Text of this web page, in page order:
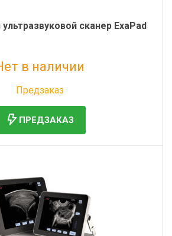
сканер ExaPad
в наличии
Предзаказ
ПРЕДЗАКАЗ